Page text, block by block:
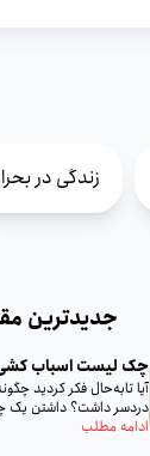
زندگی در
جدیدترین
چک لیست اسباب‌
آیا تا‌به‌حال فکر کردید
دردسر داشت؟ داشتن یک
تمام...
ادامه مطلب